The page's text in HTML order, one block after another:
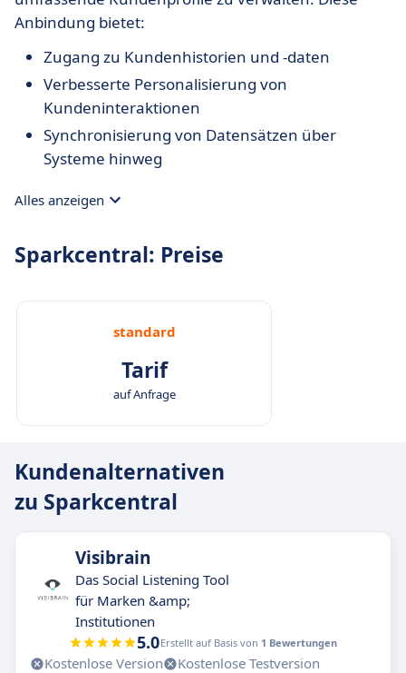
Anbindung bietet:
Zugang zu Kundenhistorien und -daten
Verbesserte Personalisierung von
Kundeninteraktionen
Synchronisierung von Datensätzen über
Systeme hinweg
Alles anzeigen
Sparkcentral: Preise
standard
Tarif
auf Anfrage
Kundenalternativen
zu Sparkcentral
Visibrain
Das Social Listening Tool
für Marken &amp;
Institutionen
5.0Erstellt auf Basis von 1 Bewertungen
Kostenlose Version
Kostenlose Testversion